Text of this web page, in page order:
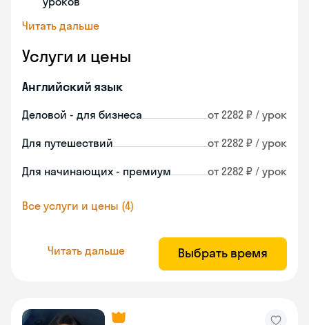
Читать дальше
Услуги и цены
Английский язык
Деловой - для бизнеса от 2282 ₽ / урок
Для путешествий от 2282 ₽ / урок
Для начинающих - премиум от 2282 ₽ / урок
Все услуги и цены (4)
Читать дальше Выбрать время